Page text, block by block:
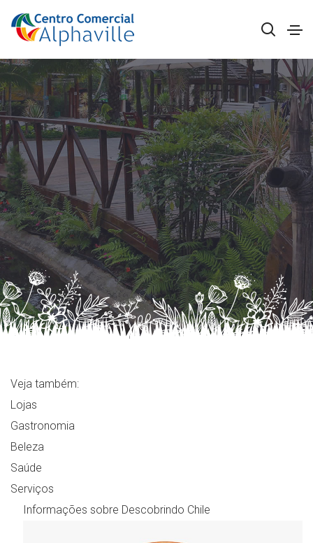
Veja também:
Lojas
Gastronomia
Beleza
Saúde
Serviços
Informações sobre Descobrindo Chile